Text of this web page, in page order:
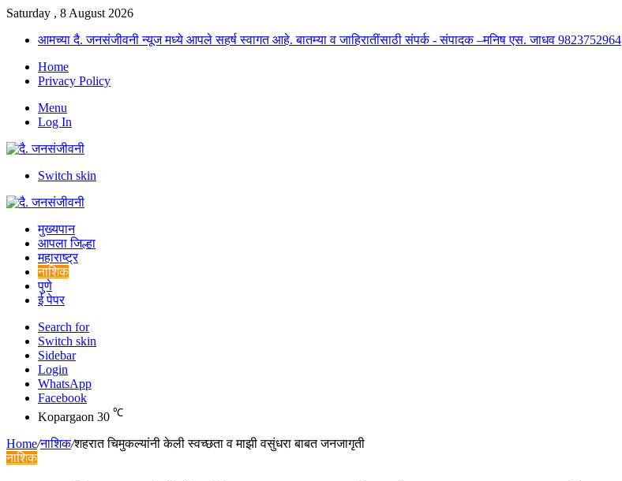
Saturday , 8 August 2026
आमच्या दै. जनसंजीवनी न्यूज मध्ये आपले सहर्ष स्वागत आहे. बातम्या व जाहिरातींसाठी संपर्क - संपादक –मनिष एस. जाधव 9823752964
Home
Privacy Policy
Menu
Log In
Switch skin
मुख्यपान
आपला जिल्हा
महाराष्ट्र
नाशिक
पुणे
ई पेपर
Search for
Switch skin
Sidebar
Login
WhatsApp
Facebook
Kopargaon 30 ℃
Home/नाशिक/शहरात चिमुकल्यांनी केली स्वच्छता व माझी वसुंधरा बाबत जनजागृती
नाशिक